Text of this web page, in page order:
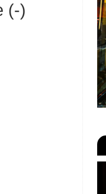
(-)